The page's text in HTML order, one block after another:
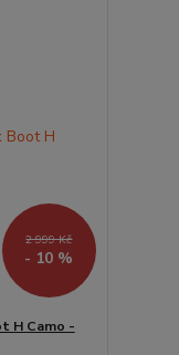
2 999 Kč
- 10 %
H Camo -